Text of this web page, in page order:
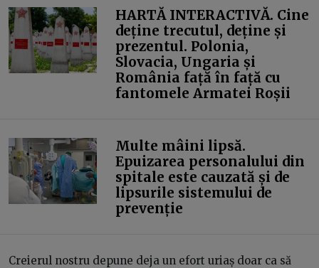
HARTĂ INTERACTIVĂ. Cine
deține trecutul, deține și
prezentul. Polonia,
Slovacia, Ungaria și
România față în față cu
fantomele Armatei Roșii
Multe mâini lipsă.
Epuizarea personalului din
spitale este cauzată și de
lipsurile sistemului de
prevenție
Creierul nostru depune deja un efort uriaș doar ca să